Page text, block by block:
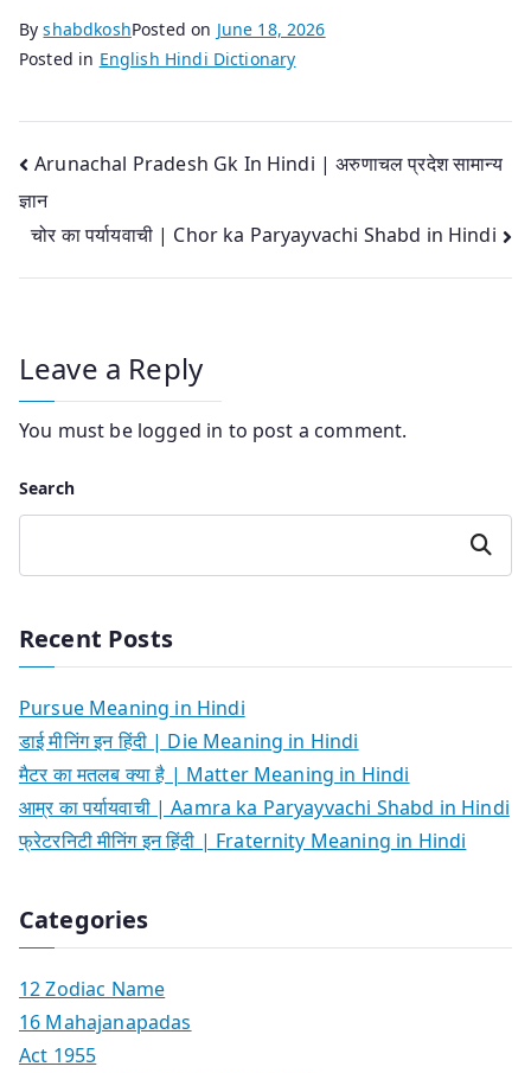
ByshabdkoshPosted on June 18, 2026
Posted in English Hindi Dictionary
Post
navigation
Arunachal Pradesh Gk In Hindi | अरुणाचल प्रदेश सामान्य
ज्ञान
चोर का पर्यायवाची | Chor ka Paryayvachi Shabd in Hindi
Leave a Reply
You must be logged in to post a comment.
Search
Search
Recent Posts
Pursue Meaning in Hindi
डाई मीनिंग इन हिंदी | Die Meaning in Hindi
मैटर का मतलब क्या है | Matter Meaning in Hindi
आम्र का पर्यायवाची | Aamra ka Paryayvachi Shabd in Hindi
फ्रेटरनिटी मीनिंग इन हिंदी | Fraternity Meaning in Hindi
Categories
12 Zodiac Name
16 Mahajanapadas
Act 1955